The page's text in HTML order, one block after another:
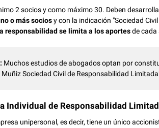
2 socios y como máximo 30. Deben
o más sociosy con la indicación "Sociedad
responsabilidad se limita a los aportesde cada
Muchos estudios de abogados optan por
Sociedad Civil de Responsabilidad
Individual de Responsabilidad
unipersonal, es decir, tiene un único